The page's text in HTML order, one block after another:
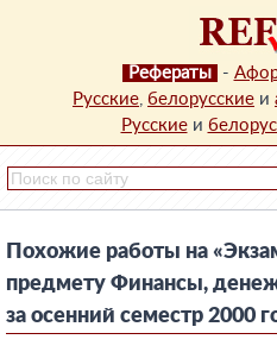
Рефераты -
Русские, белорусские и
Русскиеи
Похожие работы на
предмету Финансы,
за осенний семестр 2000